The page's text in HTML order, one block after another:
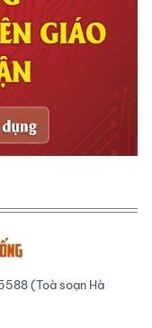
(Toà soạn Hà